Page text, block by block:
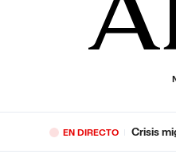
ECONOMÍADEPORTES SOCIEDAD
EN DIRECTO Crisis